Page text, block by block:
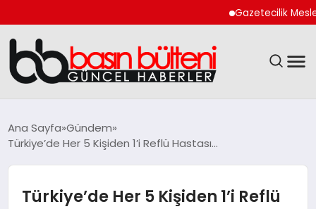
Gazetecilik Meslek
GÜNCEL
EKONOMI
Ana Sayfa Gündem
Türkiye’de Her 5 Kişiden 1’i Reflü Hastası…
Türkiye’de Her 5 Kişiden 1’i Reflü